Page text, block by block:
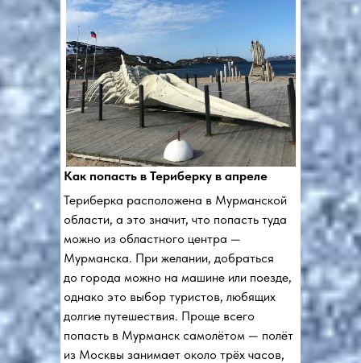
Териберка расположена в Мурманской
области, а это значит, что попасть туда
можно из областного центра —
Мурманска. При желании, добраться
до города можно на машине или поезде,
однако это выбор туристов, любящих
долгие путешествия. Проще всего
попасть в Мурманск самолётом — полёт
из Москвы занимает около трёх часов,
Как попасть в Териберку в апреле